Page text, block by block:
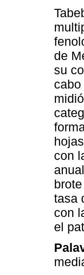
de
su
con
tasa
con
el